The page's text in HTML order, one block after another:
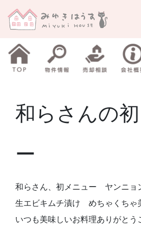
和らさんの
ー
和らさん、初メニュー ヤンニョ
生エビキムチ漬け めちゃくちゃ
いつも美味しいお料理ありがと